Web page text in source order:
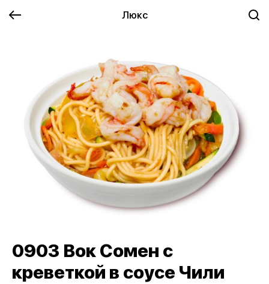
Люкс
0903 Вок Сомен с
креветкой в соусе Чили